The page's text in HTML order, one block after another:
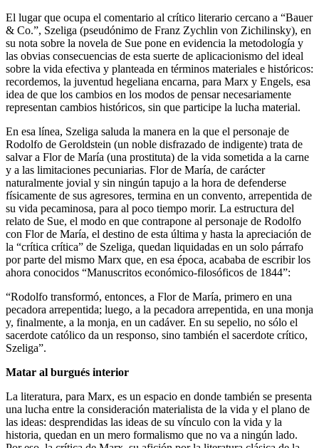
El lugar que ocupa el comentario al crítico literario cercano a “Bauer
& Co.”, Szeliga (pseudónimo de Franz Zychlin von Zichilinsky), en
su nota sobre la novela de Sue pone en evidencia la metodología y
las obvias consecuencias de esta suerte de aplicacionismo del ideal
sobre la vida efectiva y planteada en términos materiales e históricos:
recordemos, la juventud hegeliana encarna, para Marx y Engels, esa
idea de que los cambios en los modos de pensar necesariamente
representan cambios históricos, sin que participe la lucha material.
En esa línea, Szeliga saluda la manera en la que el personaje de
Rodolfo de Geroldstein (un noble disfrazado de indigente) trata de
salvar a Flor de María (una prostituta) de la vida sometida a la carne
y a las limitaciones pecuniarias. Flor de María, de carácter
naturalmente jovial y sin ningún tapujo a la hora de defenderse
físicamente de sus agresores, termina en un convento, arrepentida de
su vida pecaminosa, para al poco tiempo morir. La estructura del
relato de Sue, el modo en que contrapone al personaje de Rodolfo
con Flor de María, el destino de esta última y hasta la apreciación de
la “crítica crítica” de Szeliga, quedan liquidadas en un solo párrafo
por parte del mismo Marx que, en esa época, acababa de escribir los
ahora conocidos “Manuscritos económico-filosóficos de 1844”:
“Rodolfo transformó, entonces, a Flor de María, primero en una
pecadora arrepentida; luego, a la pecadora arrepentida, en una monja
y, finalmente, a la monja, en un cadáver. En su sepelio, no sólo el
sacerdote católico da un responso, sino también el sacerdote crítico,
Szeliga”.
Matar al burgués interior
La literatura, para Marx, es un espacio en donde también se presenta
una lucha entre la consideración materialista de la vida y el plano de
las ideas: desprendidas las ideas de su vínculo con la vida y la
historia, quedan en un mero formalismo que no va a ningún lado.